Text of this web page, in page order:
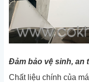
Đảm bảo vệ sinh, an
Chất liệu chính của